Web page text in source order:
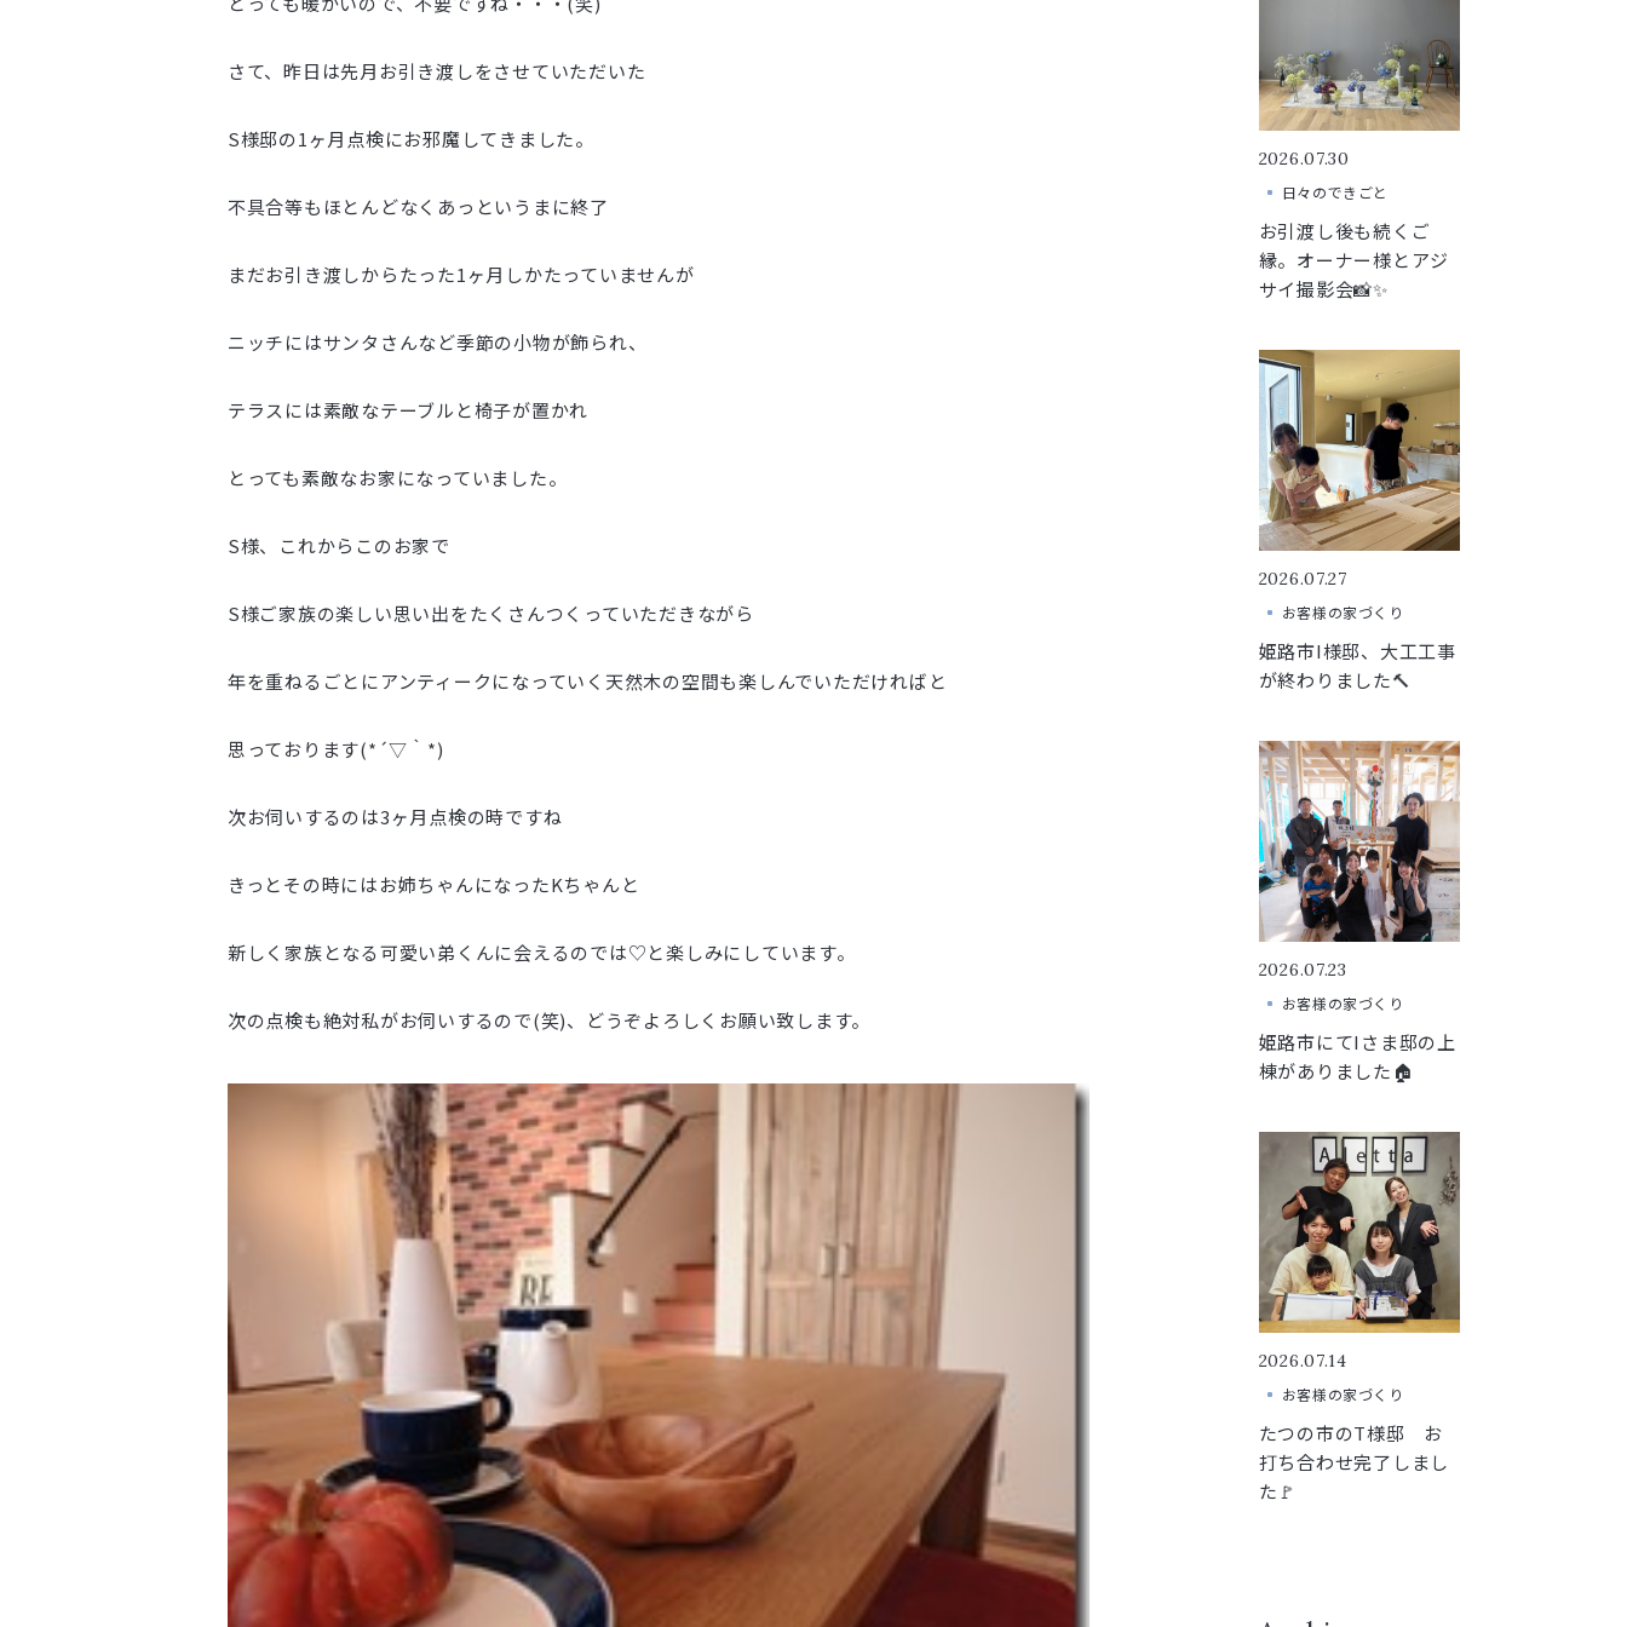
さて、昨日は先月お引き渡しをさせていただいた
S様邸の1ヶ月点検にお邪魔してきました。
不具合等もほとんどなくあっというまに終了
まだお引き渡しからたった1ヶ月しかたっていませんが
ニッチにはサンタさんなど季節の小物が飾られ、
テラスには素敵なテーブルと椅子が置かれ
とっても素敵なお家になっていました。
S様、これからこのお家で
S様ご家族の楽しい思い出をたくさんつくっていただきながら
年を重ねるごとにアンティークになっていく天然木の空間も楽しんでいただければと
思っております(*´▽｀*)
次お伺いするのは3ヶ月点検の時ですね
きっとその時にはお姉ちゃんになったKちゃんと
新しく家族となる可愛い弟くんに会えるのでは♡と楽しみにしています。
次の点検も絶対私がお伺いするので(笑)、どうぞよろしくお願い致します。
2026.07.30
日々のできごと
お引渡し後も続くご
縁。オーナー様とアジ
サイ撮影会📸✨
2026.07.27
お客様の家づくり
姫路市I様邸、大工工事
が終わりました🔨
2026.07.23
お客様の家づくり
姫路市にてIさま邸の上
棟がありました🏠
2026.07.14
お客様の家づくり
たつの市のT様邸 お
打ち合わせ完了しまし
た🚩